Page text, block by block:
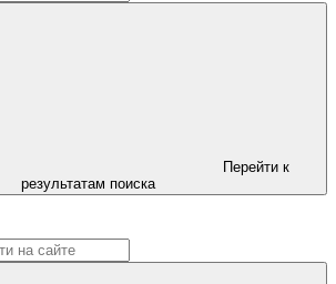
Перейти к
результатам поиска